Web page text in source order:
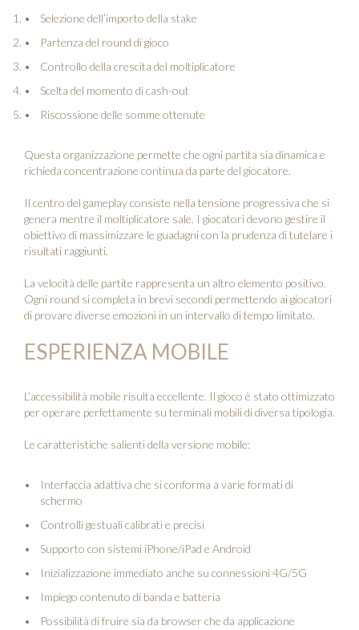
Selezione dell’importo della stake
Partenza del round di gioco
Controllo della crescita del moltiplicatore
Scelta del momento di cash-out
Riscossione delle somme ottenute
Questa organizzazione permette che ogni partita sia dinamica e
richieda concentrazione continua da parte del giocatore.
Il centro del gameplay consiste nella tensione progressiva che si
genera mentre il moltiplicatore sale. I giocatori devono gestire il
obiettivo di massimizzare le guadagni con la prudenza di tutelare i
risultati raggiunti.
La velocità delle partite rappresenta un altro elemento positivo.
Ogni round si completa in brevi secondi permettendo ai giocatori
di provare diverse emozioni in un intervallo di tempo limitato.
ESPERIENZA MOBILE
L’accessibilità mobile risulta eccellente. Il gioco è stato ottimizzato
per operare perfettamente su terminali mobili di diversa tipologia.
Le caratteristiche salienti della versione mobile:
Interfaccia adattiva che si conforma a varie formati di
schermo
Controlli gestuali calibrati e precisi
Supporto con sistemi iPhone/iPad e Android
Inizializzazione immediato anche su connessioni 4G/5G
Impiego contenuto di banda e batteria
Possibilità di fruire sia da browser che da applicazione